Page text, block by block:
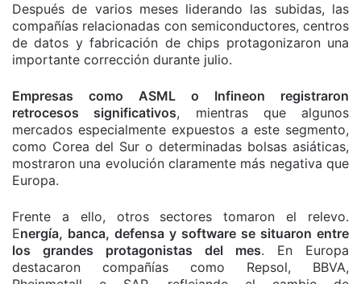
Después de varios meses liderando las subidas, las
compañías relacionadas con semiconductores, centros
de datos y fabricación de chips protagonizaron una
importante corrección durante julio.
Empresas como ASML o Infineon registraron
retrocesos significativos, mientras que algunos
mercados especialmente expuestos a este segmento,
como Corea del Sur o determinadas bolsas asiáticas,
mostraron una evolución claramente más negativa que
Europa.
Frente a ello, otros sectores tomaron el relevo.
Energía, banca, defensa y software se situaron entre
los grandes protagonistas del mes. En Europa
destacaron compañías como Repsol, BBVA,